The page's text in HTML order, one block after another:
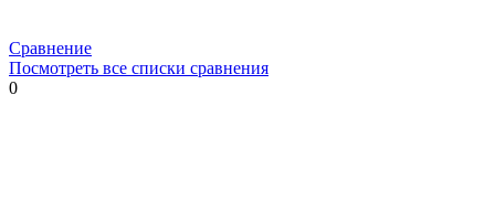
Сравнение
Посмотреть все списки сравнения
0